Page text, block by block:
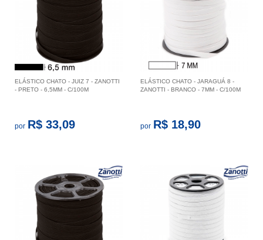
ELÁSTICO CHATO - JUIZ 7 - ZANOTTI
- PRETO - 6,5MM - C/100M
por R$ 33,09
ELÁSTICO CHATO - JARAGUÁ 8 -
ZANOTTI - BRANCO - 7MM - C/100M
por R$ 18,90